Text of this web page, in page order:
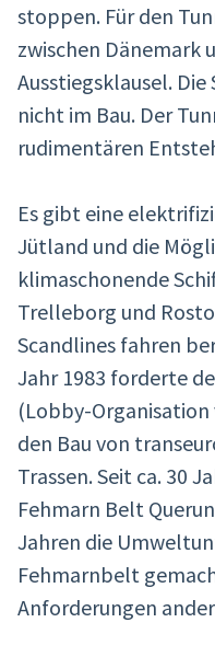
stoppen. Für den
zwischen Dänemark
Ausstiegsklausel.
nicht im Bau. Der
rudimentären
Es gibt eine
Jütland und die
klimaschonende
Trelleborg und
Scandlines fahren
Jahr 1983 forderte
(Lobby-
den Bau von
Trassen. Seit ca. 30
Fehmarn Belt
Jahren die
Fehmarnbelt
Anforderungen